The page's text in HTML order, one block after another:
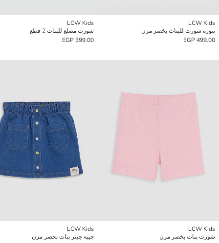
LCW Kids
تنورة شورت للبنات بخصر مرن
499.00 EGP
LCW Kids
شورت مضلع للبنات 2 قطع
399.00 EGP
LCW Kids
شورت بنات بخصر مرن
LCW Kids
جيبة جينز بنات بخصر مرن